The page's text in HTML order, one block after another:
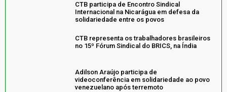
CTB participa de Encontro Sindical
Internacional na Nicarágua em defesa da
solidariedade entre os povos
CTB representa os trabalhadores brasileiros
no 15º Fórum Sindical do BRICS, na Índia
Adilson Araújo participa de
videoconferência em solidariedade ao povo
venezuelano após terremoto